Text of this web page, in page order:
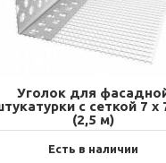
Уголок для
с сеткой 7 х
(2,5 м)
Есть в наличии